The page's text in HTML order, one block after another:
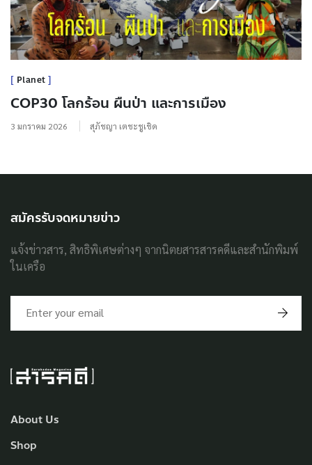
Planet
COP30 โลกร้อน ผืนป่า และการเมือง
3 มกราคม 2026 สุภัชญา เตชะชูเชิด
About Us
Shop
สมัครรับจดหมายข่าว
แจ้งข่าวสาร, สิทธิพิเศษต่างๆ จากนิตยสารสารคดีและสำนักพิมพ์
ในเครือ